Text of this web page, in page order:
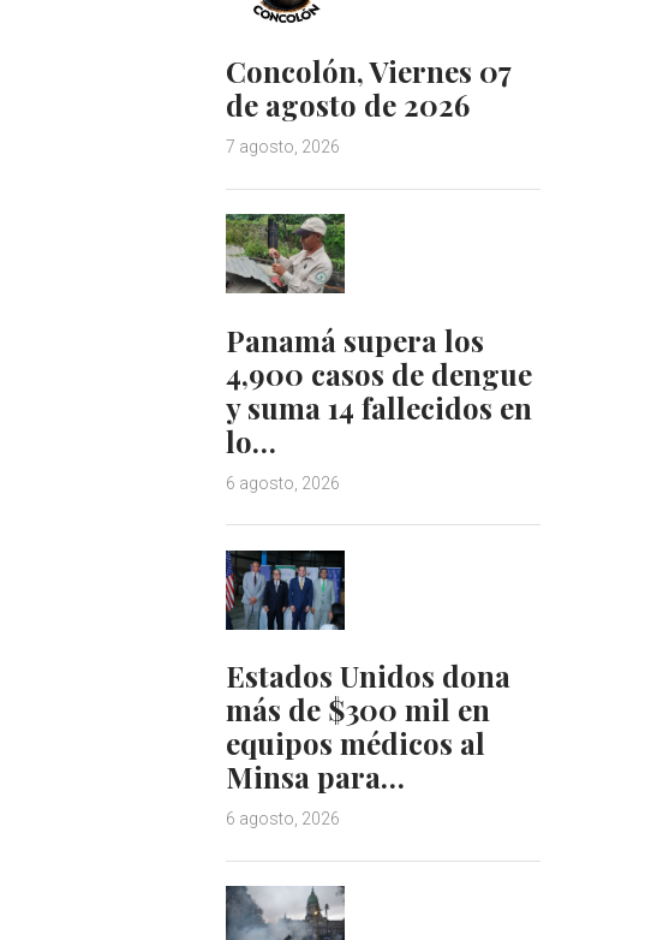
Concolón, Viernes 07
de agosto de 2026
7 agosto, 2026
Panamá supera los
4,900 casos de dengue
y suma 14 fallecidos en
lo…
6 agosto, 2026
Estados Unidos dona
más de $300 mil en
equipos médicos al
Minsa para…
6 agosto, 2026